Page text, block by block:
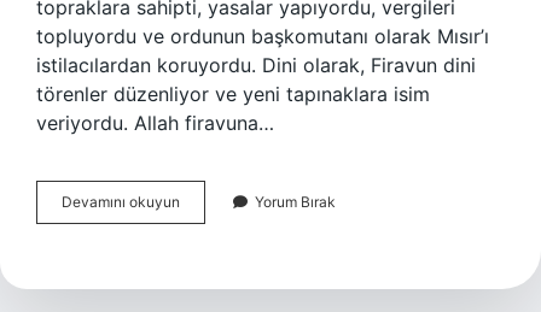
topraklara sahipti, yasalar yapıyordu, vergileri
topluyordu ve ordunun başkomutanı olarak Mısır’ı
istilacılardan koruyordu. Dini olarak, Firavun dini
törenler düzenliyor ve yeni tapınaklara isim
veriyordu. Allah firavuna…
Devamını okuyun
Firavun
Yorum Bırak